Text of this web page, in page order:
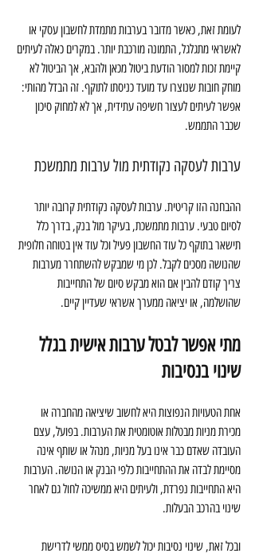
לעומת זאת, כאשר מדובר בערבות מתמדת לחשבון עסקי או
לאשראי מתגלגל, התמונה מורכבת יותר. במקרים כאלה לעיתים
קיימת זכות למסור הודעת ביטול מכאן ולהבא, אך הביטול לא
מוחק חובות שנוצרו עד מועד כניסתו לתוקף. זה הבדל מהותי:
אפשר לעיתים לעצור חשיפה עתידית, אך לא למחוק סיכון
שכבר התממש.
ערבות לעסקה נקודתית מול ערבות מתמשכת
ההבחנה הזו קריטית. ערבות לעסקה נקודתית קרובה יותר
לסיום טבעי. ערבות מתמשכת, בעיקר מול בנק, בדרך כלל
תישאר בתוקף כל עוד החשבון פעיל וכל עוד אין בטוחה חלופית
שהנושה מסכים לקבל. לכן מי שמבקש להשתחרר מערבות
צריך קודם להבין אם הוא מבקש סיום של התחייבות
שהושלמה, או יציאה ממערך אשראי שעדיין קיים.
מתי אפשר לבטל ערבות אישית בגלל
שינוי בנסיבות
אחת הטעויות הנפוצות היא לחשוב שיציאה מהחברה או
מכירת מניות מבטלות אוטומטית את הערבות. בפועל, עצם
העובדה שאדם כבר אינו בעל מניות, מנהל או שותף אינה
מסיימת לבדה את ההתחייבות כלפי הבנק או הנושה. הערבות
היא התחייבות נפרדת, ולעיתים היא ממשיכה לחול גם לאחר
שינוי בהרכב הבעלות.
ובכל זאת, שינוי נסיבות יכול לשמש בסיס ממשי לדרישת